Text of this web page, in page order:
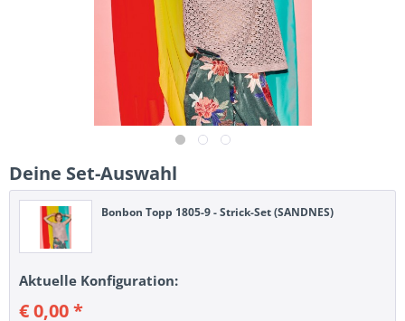
Deine Set-Auswahl
Bonbon Topp 1805-9 - Strick-Set (SANDNES)
Aktuelle Konfiguration:
€ 0,00 *